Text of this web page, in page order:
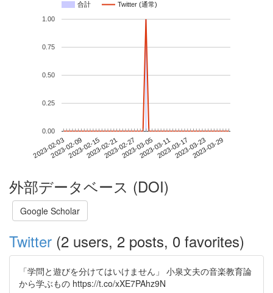
合計 Twitter (通常)
2023-02-032023-02-092023-02-152023-02-212023-02-272023-03-052023-03-112023-03-172023-03-232023-03-29
0.00
0.25
0.50
0.75
1.00
外部データベース (DOI)
Google Scholar
Twitter (2 users, 2 posts, 0 favorites)
「学問と遊びを分けてはいけません」 小泉文夫の音楽教育論
から学ぶもの https://t.co/xXE7PAhz9N